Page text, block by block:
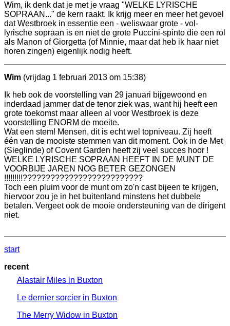
Wim, ik denk dat je met je vraag "WELKE LYRISCHE
SOPRAAN..." de kern raakt. Ik krijg meer en meer het gevoel
dat Westbroek in essentie een - weliswaar grote - vol-
lyrische sopraan is en niet de grote Puccini-spinto die een rol
als Manon of Giorgetta (of Minnie, maar dat heb ik haar niet
horen zingen) eigenlijk nodig heeft.
Wim (vrijdag 1 februari 2013 om 15:38)
Ik heb ook de voorstelling van 29 januari bijgewoond en
inderdaad jammer dat de tenor ziek was, want hij heeft een
grote toekomst maar alleen al voor Westbroek is deze
voorstelling ENORM de moeite.
Wat een stem! Mensen, dit is echt wel topniveau. Zij heeft
één van de mooiste stemmen van dit moment. Ook in de Met
(Sieglinde) of Covent Garden heeft zij veel succes hoor !
WELKE LYRISCHE SOPRAAN HEEFT IN DE MUNT DE
VOORBIJE JAREN NOG BETER GEZONGEN
!!!!!!!!!??????????????????????????
Toch een pluim voor de munt om zo'n cast bijeen te krijgen,
hiervoor zou je in het buitenland minstens het dubbele
betalen. Vergeet ook de mooie ondersteuning van de dirigent
niet.
start
recent
Alastair Miles in Buxton
Le dernier sorcier in Buxton
The Merry Widow in Buxton